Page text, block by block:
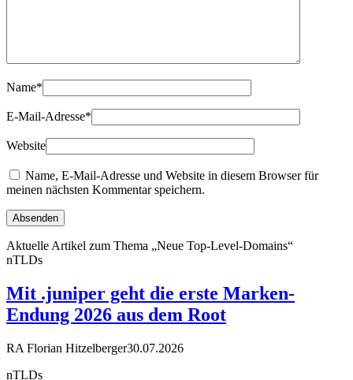
Name*
E-Mail-Adresse*
Website
Name, E-Mail-Adresse und Website in diesem Browser für
meinen nächsten Kommentar speichern.
Aktuelle Artikel zum Thema „Neue Top-Level-Domains“
nTLDs
Mit .juniper geht die erste Marken-
Endung 2026 aus dem Root
RA Florian Hitzelberger30.07.2026
nTLDs